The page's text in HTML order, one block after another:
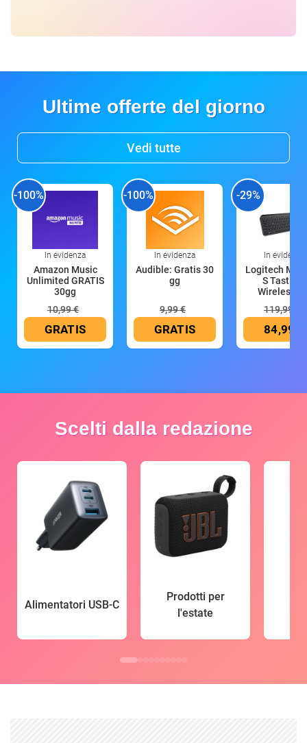
Ultime offerte del giorno
Vedi tutte
-100%
In evidenza
Amazon Music
Unlimited GRATIS
30gg
10,99 €
GRATIS
-100%
In evidenza
Audible: Gratis 30
gg
9,99 €
GRATIS
-29%
In evidenza
Logitech MX
S Tastiera
Wireless
119,99 €
84,99 €
Scelti dalla redazione
Alimentatori USB-C
Prodotti per
l'estate